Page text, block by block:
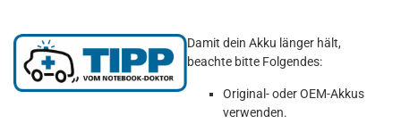
Damit dein Akku länger hält,
beachte bitte Folgendes:
Original- oder OEM-Akkus
verwenden.